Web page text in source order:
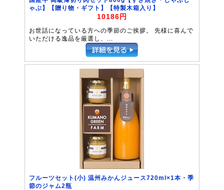
ゃぶ】【贈り物・ギフト】【特製木箱入り】
10186円
お世話になっている方への季節のご挨拶。 先様に喜んで
いただける逸品を厳選し、...
フルーツセット(小) 温州みかんジュース720ml×1本・季
節のジャム2瓶